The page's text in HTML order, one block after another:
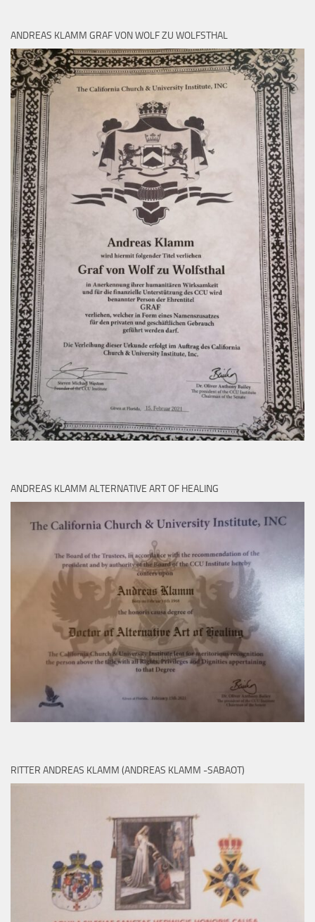
ANDREAS KLAMM GRAF VON WOLF ZU WOLFSTHAL
ANDREAS KLAMM ALTERNATIVE ART OF HEALING
RITTER ANDREAS KLAMM (ANDREAS KLAMM -SABAOT)